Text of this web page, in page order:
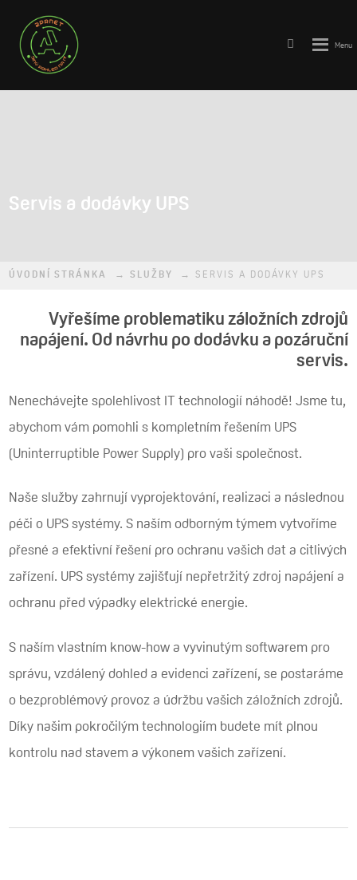
Servis a dodávky UPS
ÚVODNÍ STRÁNKA SLUŽBY SERVIS A DODÁVKY UPS
Vyřešíme problematiku záložních zdrojů
napájení. Od návrhu po dodávku a pozáruční
servis.
Nenechávejte spolehlivost IT technologií náhodě! Jsme tu,
abychom vám pomohli s kompletním řešením UPS
(Uninterruptible Power Supply) pro vaši společnost.
Naše služby zahrnují vyprojektování, realizaci a následnou
péči o UPS systémy. S naším odborným týmem vytvoříme
přesné a efektivní řešení pro ochranu vašich dat a citlivých
zařízení. UPS systémy zajišťují nepřetržitý zdroj napájení a
ochranu před výpadky elektrické energie.
S naším vlastním know-how a vyvinutým softwarem pro
správu, vzdálený dohled a evidenci zařízení, se postaráme
o bezproblémový provoz a údržbu vašich záložních zdrojů.
Díky našim pokročilým technologiím budete mít plnou
kontrolu nad stavem a výkonem vašich zařízení.